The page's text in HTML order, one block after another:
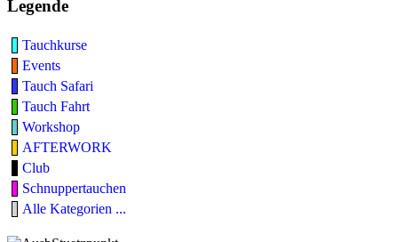
Legende
Tauchkurse
Events
Tauch Safari
Tauch Fahrt
Workshop
AFTERWORK
Club
Schnuppertauchen
Alle Kategorien ...